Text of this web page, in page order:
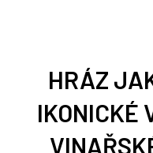
HRÁZ
IKONICKÉ